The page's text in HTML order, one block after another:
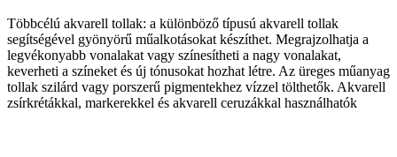
Többcélú akvarell tollak: a különböző típusú akvarell tollak
segítségével gyönyörű műalkotásokat készíthet. Megrajzolhatja a
legvékonyabb vonalakat vagy színesítheti a nagy vonalakat,
keverheti a színeket és új tónusokat hozhat létre. Az üreges műanyag
tollak szilárd vagy porszerű pigmentekhez vízzel tölthetők. Akvarell
zsírkrétákkal, markerekkel és akvarell ceruzákkal használhatók